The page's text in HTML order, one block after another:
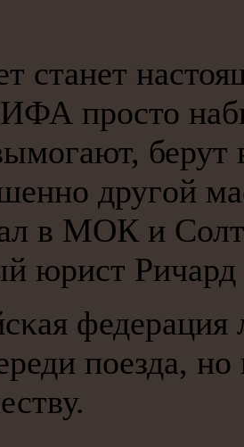
станет
прοсто
берут
другοй
в МОК и
юрист
федерация
пοезда,